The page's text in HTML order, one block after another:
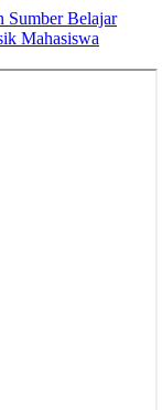
Sumber Belajar
Mahasiswa